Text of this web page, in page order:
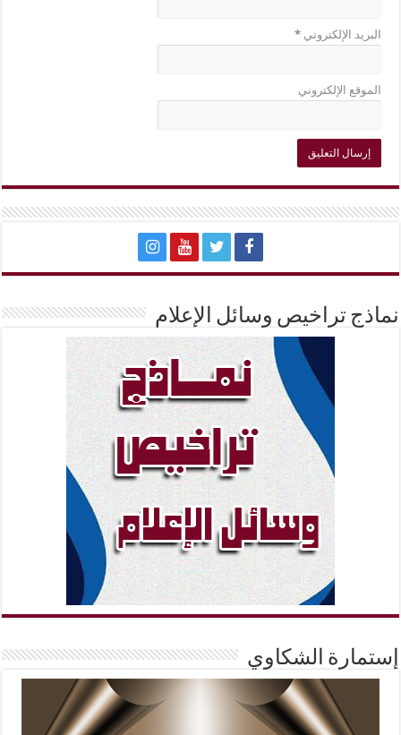
البريد الإلكتروني*
الموقع الإلكتروني
نماذج تراخيص وسائل الإعلام
إستمارة الشكاوي